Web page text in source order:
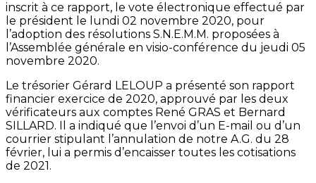
inscrit à ce rapport, le vote électronique effectué par
le président le lundi 02 novembre 2020, pour
l’adoption des résolutions S.N.E.M.M. proposées à
l’Assemblée générale en visio-conférence du jeudi 05
novembre 2020.
Le trésorier Gérard LELOUP a présenté son rapport
financier exercice de 2020, approuvé par les deux
vérificateurs aux comptes René GRAS et Bernard
SILLARD. Il a indiqué que l’envoi d’un E-mail ou d’un
courrier stipulant l’annulation de notre A.G. du 28
février, lui a permis d’encaisser toutes les cotisations
de 2021.